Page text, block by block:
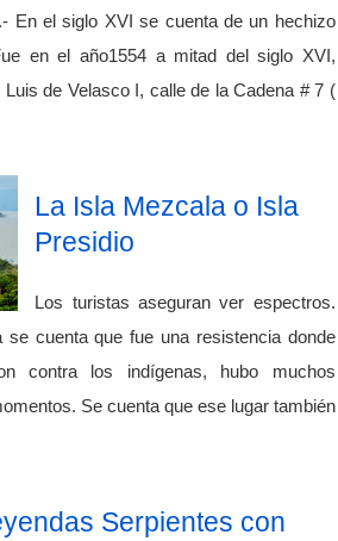
En el siglo XVI se cuenta de un hechizo
en el año1554 a mitad del siglo XVI,
de Velasco I, calle de la Cadena # 7 (
La Isla Mezcala o Isla
Presidio
Los turistas aseguran ver espectros.
se cuenta que fue una resistencia donde
contra los indígenas, hubo muchos
Se cuenta que ese lugar también
Serpientes con